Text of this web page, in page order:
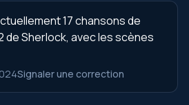
17 chansons de
de Sherlock, avec les scènes
Signaler une correction